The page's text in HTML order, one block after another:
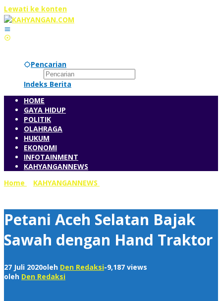
Lewati ke konten
Pencarian
Indeks Berita
HOME
GAYA HIDUP
POLITIK
OLAHRAGA
HUKUM
EKONOMI
INFOTAINMENT
KAHYANGANNEWS
Home
KAHYANGANNEWS
Petani Aceh Selatan Bajak
Sawah dengan Hand Traktor
27 Juli 2020oleh Den Redaksi-9,187 views
oleh Den Redaksi